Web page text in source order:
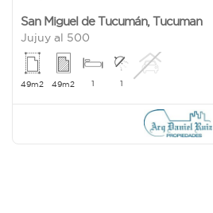
San Miguel de Tucumán, Tucuman
Jujuy al 500
49m2 49m2 1 1